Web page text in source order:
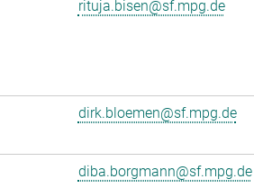
rituja.bisen@sf.mpg.de
dirk.bloemen@sf.mpg.de
diba.borgmann@sf.mpg.de